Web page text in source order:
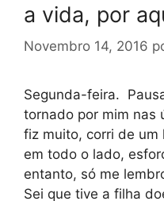
a vida, por
Novembro 14, 2016
Segunda-feira.
tornado por mim nas
fiz muito, corri de um
em todo o lado,
entanto, só me
Sei que tive a filha